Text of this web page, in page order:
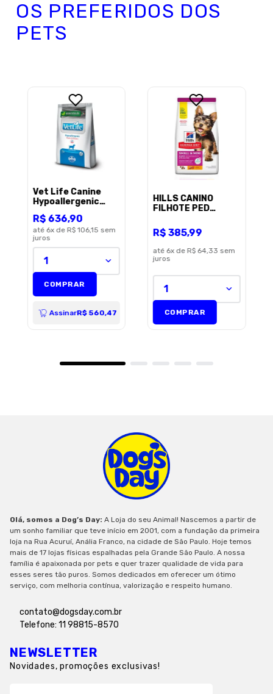
OS PREFERIDOS DOS
PETS
Vet Life Canine
Hypoallergenic
R$ 636,90
até 6x de R$ 106,15 sem
juros
1
COMPRAR
AssinarR$ 560,47
HILLS CANINO
FILHOTE PED
R$ 385,99
até 6x de R$ 64,33 sem
juros
1
COMPRAR
Olá, somos a Dog’s Day: A Loja do seu Animal! Nascemos a partir de
um sonho familiar que teve início em 2001, com a fundação da primeira
loja na Rua Acuruí, Anália Franco, na cidade de São Paulo. Hoje temos
mais de 17 lojas físicas espalhadas pela Grande São Paulo. A nossa
família é apaixonada por pets e quer trazer qualidade de vida para
esses seres tão puros. Somos dedicados em oferecer um ótimo
serviço, com melhoria contínua, valorização e respeito humano.
contato@dogsday.com.br
Telefone: 11 98815-8570
NEWSLETTER
Novidades, promoções exclusivas!